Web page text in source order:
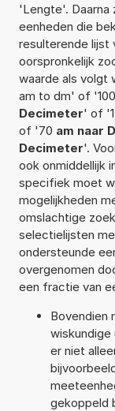
'Lengte'. Daarna
eenheden die
resulterende lijst
oorspronkelijk
waarde als volgt
am to dm' of
Decimeter' of
of '70 am naar
Decimeter'.
ook onmiddellijk
specifiek moet
mogelijkheden
omslachtige
selectielijsten
ondersteunde
overgenomen
een fractie van
Bovendien
wiskundige
er niet
gekoppeld